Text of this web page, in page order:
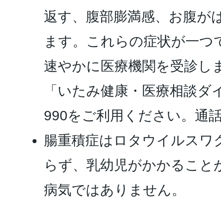
返す、腹部膨満感、お腹が
ます。これらの症状が一つ
速やかに医療機関を受診し
「いたみ健康・医療相談
990をご利用ください。通
腸重積症はロタウイルスワ
らず、乳幼児がかかること
病気ではありません。